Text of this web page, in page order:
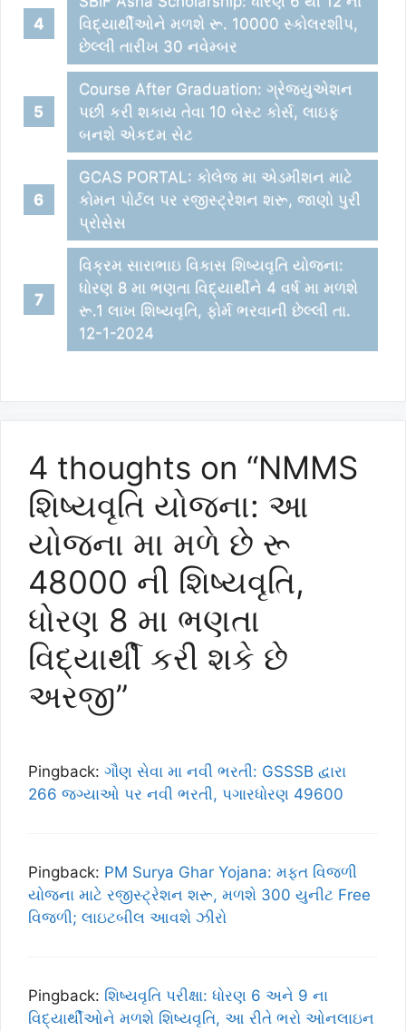
વિદ્યાર્થીઓને મળશે રૂ. 10000 સ્કોલરશીપ,
છેલ્લી તારીખ 30 નવેમ્બર
Course After Graduation: ગ્રેજયુએશન
પછી કરી શકાય તેવા 10 બેસ્ટ કોર્સ, લાઇફ
બનશે એકદમ સેટ
GCAS PORTAL: કોલેજ મા એડમીશન માટે
કોમન પોર્ટલ પર રજીસ્ટ્રેશન શરૂ, જાણો પુરી
પ્રોસેસ
વિક્રમ સારાભાઇ વિકાસ શિષ્યવૃતિ યોજના:
ધોરણ 8 મા ભણતા વિદ્યાર્થીને 4 વર્ષ મા મળશે
રૂ.1 લાખ શિષ્યવૃતિ, ફોર્મ ભરવાની છેલ્લી તા.
12-1-2024
4 thoughts on “NMMS
શિષ્યવૃતિ યોજના: આ
યોજના મા મળે છે રૂ
48000 ની શિષ્યવૃતિ,
ધોરણ 8 મા ભણતા
વિદ્યાર્થી કરી શકે છે
અરજી”
Pingback: ગૌણ સેવા મા નવી ભરતી: GSSSB દ્વારા
266 જગ્યાઓ પર નવી ભરતી, પગારધોરણ 49600
Pingback: PM Surya Ghar Yojana: મફત વિજળી
યોજના માટે રજીસ્ટ્રેશન શરૂ, મળશે 300 યુનીટ Free
વિજળી; લાઇટબીલ આવશે ઝીરો
Pingback: શિષ્યવૃતિ પરીક્ષા: ધોરણ 6 અને 9 ના
વિદ્યાર્થીઓને મળશે શિષ્યવૃતિ, આ રીતે ભરો ઓનલાઇન